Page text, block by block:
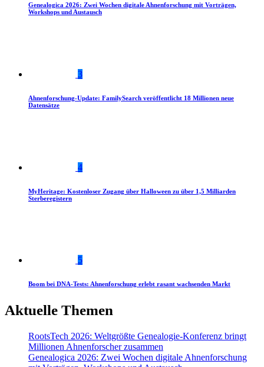
Genealogica 2026: Zwei Wochen digitale Ahnenforschung mit Vorträgen,
Workshops und Austausch
3
Ahnenforschung-Update: FamilySearch veröffentlicht 18 Millionen neue
Datensätze
4
MyHeritage: Kostenloser Zugang über Halloween zu über 1,5 Milliarden
Sterberegistern
5
Boom bei DNA-Tests: Ahnenforschung erlebt rasant wachsenden Markt
Aktuelle Themen
RootsTech 2026: Weltgrößte Genealogie-Konferenz bringt
Millionen Ahnenforscher zusammen
Genealogica 2026: Zwei Wochen digitale Ahnenforschung